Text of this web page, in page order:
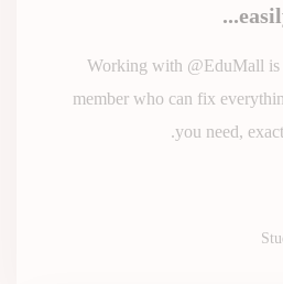
Working with @EduMall
member who can fix
you need,